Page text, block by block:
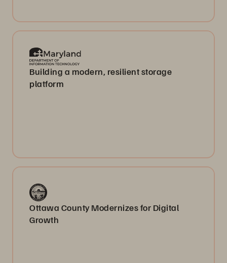
Building a modern, resilient storage
platform
Ottawa County Modernizes for Digital
Growth